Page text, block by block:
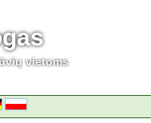
vietoms